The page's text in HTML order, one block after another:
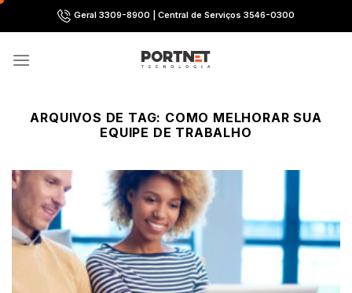
Skip
to
Geral 3309-8900 | Central de Serviços 3546-0300
ARQUIVOS DE TAG: COMO MELHORAR SUA
EQUIPE DE TRABALHO